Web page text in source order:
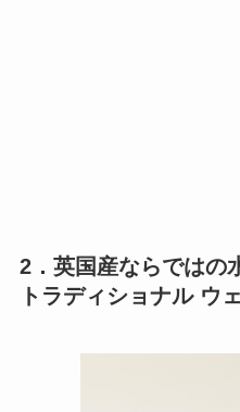
2．英国産ならではの
トラディショナル ウ